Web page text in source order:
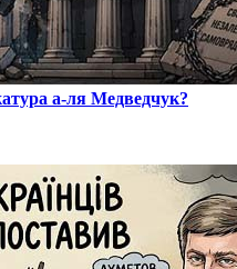
а-ля Медведчук?